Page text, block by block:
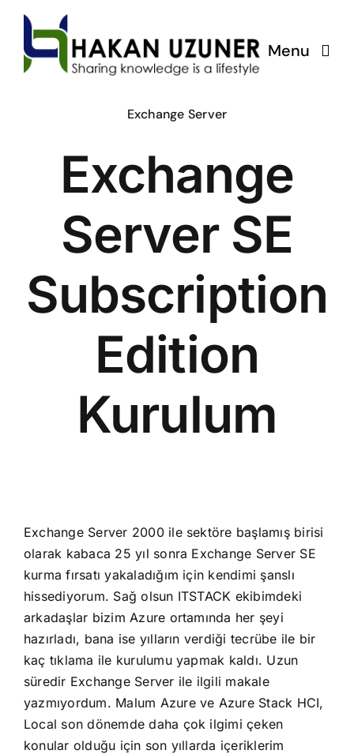
content
Menu
ÇözümPark
Eğitimlerim
İletişim
Exchange Server
Exchange
Server SE
Subscription
Edition
Kurulum
Exchange Server 2000 ile sektöre başlamış birisi
olarak kabaca 25 yıl sonra Exchange Server SE
kurma fırsatı yakaladığım için kendimi şanslı
hissediyorum. Sağ olsun ITSTACK ekibimdeki
arkadaşlar bizim Azure ortamında her şeyi
hazırladı, bana ise yılların verdiği tecrübe ile bir
kaç tıklama ile kurulumu yapmak kaldı. Uzun
süredir Exchange Server ile ilgili makale
yazmıyordum. Malum Azure ve Azure Stack HCI,
Local son dönemde daha çok ilgimi çeken
konular olduğu için son yıllarda içeriklerim